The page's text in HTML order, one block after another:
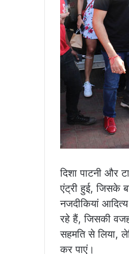
दिशा पाटनी और
एंट्री हुई, जिसके
नजदीकियां
रहे हैं, जिसकी
सहमति से लिया,
कर पाएं।